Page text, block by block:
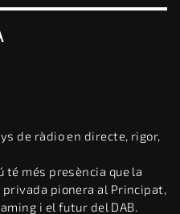
de ràdio en directe, rigor,
té més presència que la
privada pionera al Principat,
i el futur del DAB.